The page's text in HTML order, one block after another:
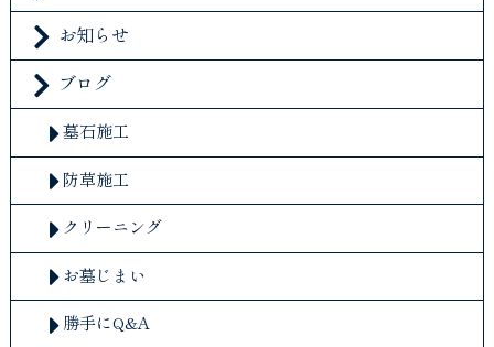
お知らせ
ブログ
墓石施工
防草施工
クリーニング
お墓じまい
勝手にQ&A